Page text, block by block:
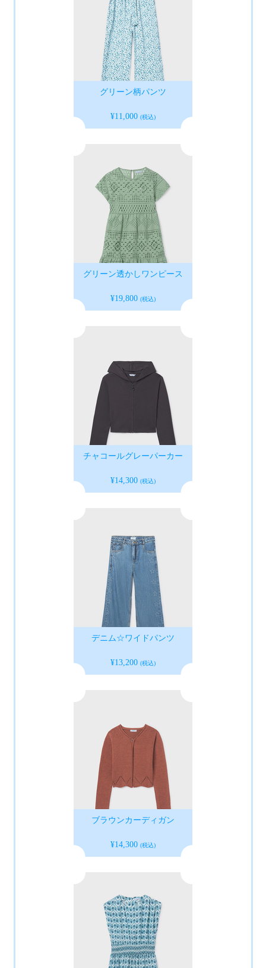
グリーン柄パンツ
¥11,000 (税込)
グリーン透かしワンピース
¥19,800 (税込)
チャコールグレーパーカー
¥14,300 (税込)
デニム☆ワイドパンツ
¥13,200 (税込)
ブラウンカーディガン
¥14,300 (税込)